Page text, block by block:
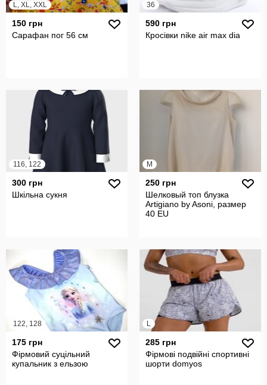
L, XL, XXL
150 грн
Сарафан пог 56 см
36
590 грн
Кросівки nike air max dia
116, 122
300 грн
Шкільна сукня
M
250 грн
Шелковый топ блузка
Artigiano by Asoni, размер
40 EU
122, 128
175 грн
Фірмовий суцільний
купальник з ельзою
L
285 грн
Фірмові подвійні спортивні
шорти domyos